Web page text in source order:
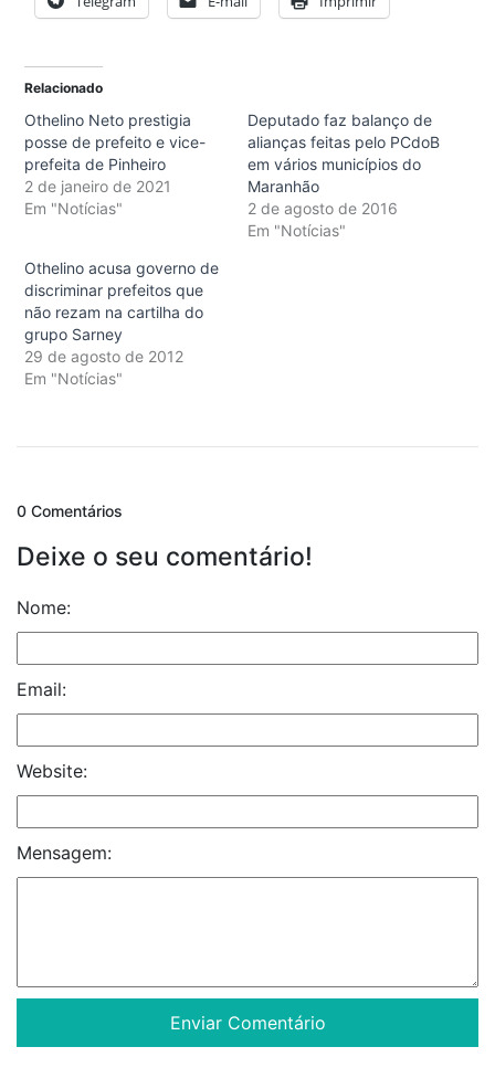
Relacionado
Othelino Neto prestigia
posse de prefeito e vice-
prefeita de Pinheiro
2 de janeiro de 2021
Em "Notícias"
Deputado faz balanço de
alianças feitas pelo PCdoB
em vários municípios do
Maranhão
2 de agosto de 2016
Em "Notícias"
Othelino acusa governo de
discriminar prefeitos que
não rezam na cartilha do
grupo Sarney
29 de agosto de 2012
Em "Notícias"
0 Comentários
Deixe o seu comentário!
Nome:
Email:
Website:
Mensagem: